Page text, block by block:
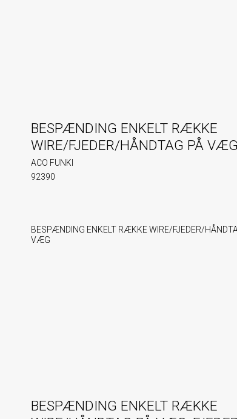
BESPÆNDING ENKELT RÆKKE
WIRE/FJEDER/HÅNDTAG PÅ VÆG
ACO FUNKI
92390
BESPÆNDING ENKELT RÆKKE WIRE/FJEDER/
VÆG
BESPÆNDING ENKELT RÆKKE